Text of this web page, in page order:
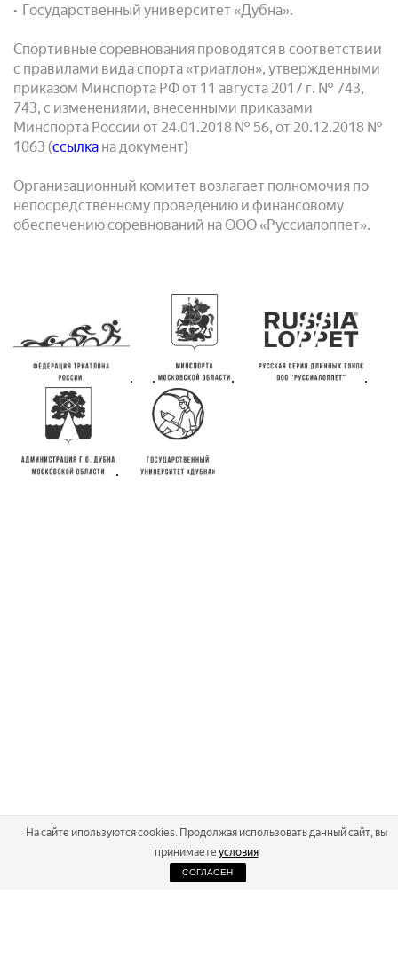
• Государственный университет «Дубна».
Спортивные соревнования проводятся в соответствии
с правилами вида спорта «триатлон», утвержденными
приказом Минспорта РФ от 11 августа 2017 г. № 743,
743, с изменениями, внесенными приказами
Минспорта России от 24.01.2018 № 56, от 20.12.2018 №
1063 (ссылка на документ)
Организационный комитет возлагает полномочия по
непосредственному проведению и финансовому
обеспечению соревнований на ООО «Руссиалоппет».
. . . .
.
2026
На сайте ипользуются cookies. Продолжая использовать данный сайт, вы
принимаете условия
СОГЛАСЕН